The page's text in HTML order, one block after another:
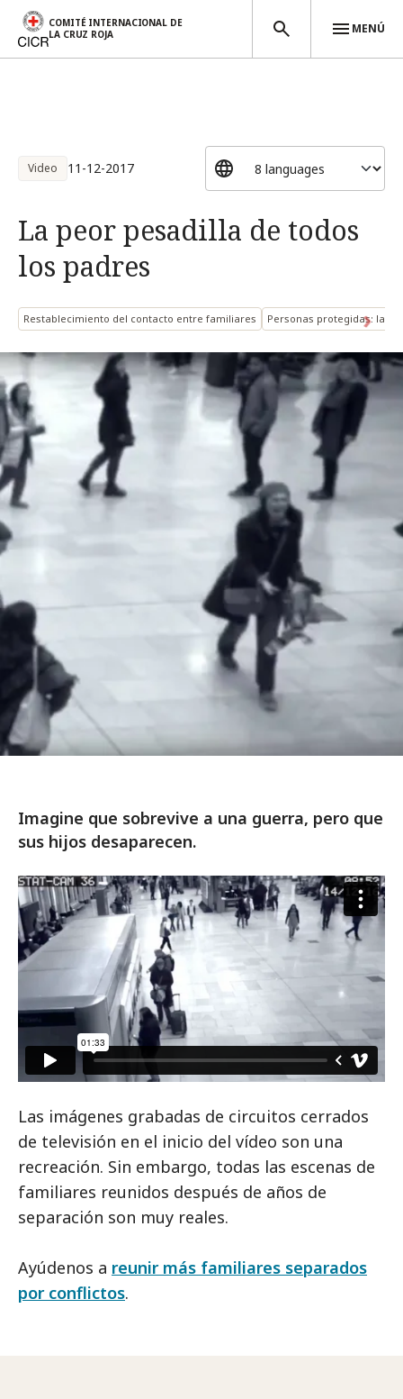
COMITÉ INTERNACIONAL DE
LA CRUZ ROJA
MENÚ
Video 11-12-2017
La peor pesadilla de todos
los padres
Restablecimiento del contacto entre familiares Personas protegidas: las
Imagine que sobrevive a una guerra, pero que
sus hijos desaparecen.
Las imágenes grabadas de circuitos cerrados
de televisión en el inicio del vídeo son una
recreación. Sin embargo, todas las escenas de
familiares reunidos después de años de
separación son muy reales.
Ayúdenos a reunir más familiares separados
por conflictos.